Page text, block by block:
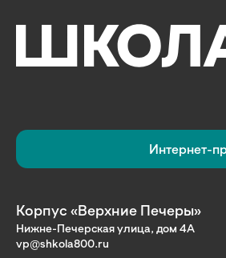
Интернет-
Корпус «Верхние Печеры»
Нижне-Печерская улица, дом 4А
vp@shkola800.ru